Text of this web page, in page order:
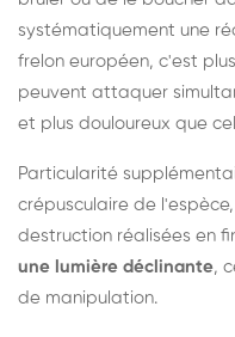
systématiquement une
frelon européen, c'est
peuvent attaquer
et plus douloureux que
Particularité
crépusculaire de
destruction réalisées en
une lumière déclinante,
de manipulation.